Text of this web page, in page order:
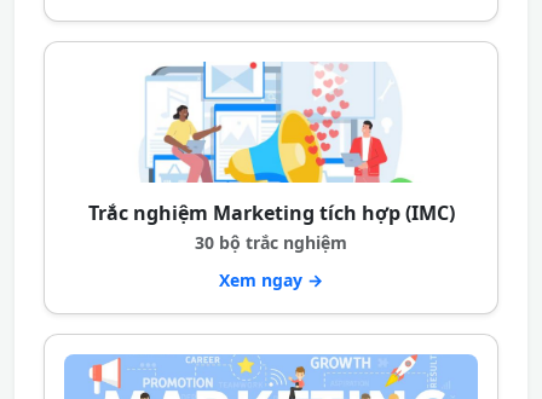
Trắc nghiệm Marketing tích hợp (IMC)
30 bộ trắc nghiệm
Xem ngay →